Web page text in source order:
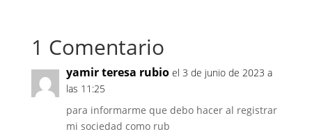
1 Comentario
yamir teresa rubio el 3 de junio de 2023 a
las 11:25
para informarme que debo hacer al registrar
mi sociedad como rub